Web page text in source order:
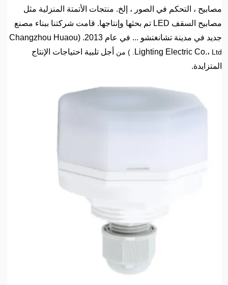
مصابيح ، التحكم في الصور ، إلخ. منتجات الأتمتة المنزلية مثل
مصابيح السقف LED تم بحثها وإنتاجها. قامت شركتنا ببناء مصنع
جديد في مدينة تشانغتشو ... في عام 2013. (Changzhou Huaou
Lighting Electric Co.، Ltd. ) من
أجل تلبية احتياجات الإنتاج
المتزايدة.